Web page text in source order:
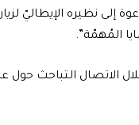
إلى نظيره الإيطاليّ
المُهمّة”.
الاتصال التباحث